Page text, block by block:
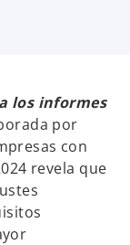
los informes
por
con
revela que